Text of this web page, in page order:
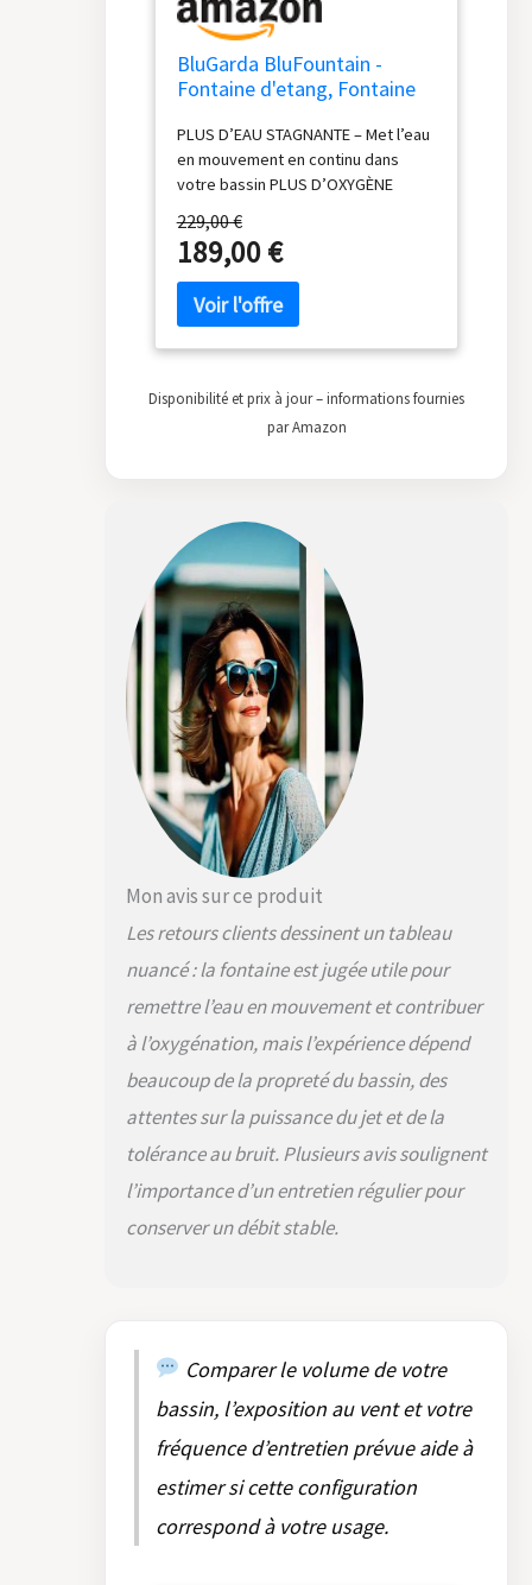
BluGarda BluFountain -
Fontaine d'etang, Fontaine
Poisson, Flottant, Jardin,
Extérieur, Pompe Fontaine -
20.000 litres/Heure
PLUS D’EAU STAGNANTE – Met l’eau
en mouvement en continu dans
votre bassin PLUS D’OXYGÈNE
qualité de l’eau et le bien-être des
poissons MOINS DE RISQUES
D’ALGUES – Le courant limite l’eau
stagnante et favorise l’oxygénation
UN POINT FOCAL ÉLÉGANT – Jet en
calice de 3 m de large pour un effet
INSTALLER – Flotte
automatiquement, s’attache en
229,00 €
189,00 €
Disponibilité et prix à jour – informations fournies
par Amazon
Mon avis sur ce produit
Les retours clients dessinent un tableau
nuancé : la fontaine est jugée utile pour
remettre l’eau en mouvement et contribuer
à l’oxygénation, mais l’expérience dépend
beaucoup de la propreté du bassin, des
attentes sur la puissance du jet et de la
tolérance au bruit. Plusieurs avis soulignent
l’importance d’un entretien régulier pour
conserver un débit stable.
Comparer le volume de votre
bassin, l’exposition au vent et votre
fréquence d’entretien prévue aide à
estimer si cette configuration
correspond à votre usage.